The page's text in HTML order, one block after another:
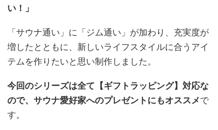
い！」
「サウナ通い」に「ジム通い」が加わり、充実度が
増したとともに、新しいライフスタイルに合うアイ
テムを作りたいと思い制作しました。
今回のシリーズは全て【ギフトラッピング】対応な
ので、サウナ愛好家へのプレゼントにもオススメで
す。